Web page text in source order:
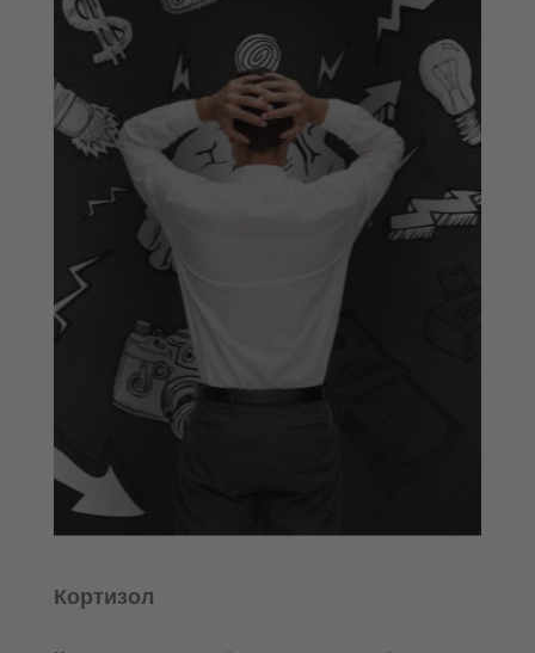
Кортизол